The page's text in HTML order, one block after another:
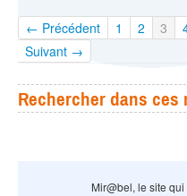
← Précédent 1 2 3
Suivant →
Rechercher dans
Mir@bel, le site